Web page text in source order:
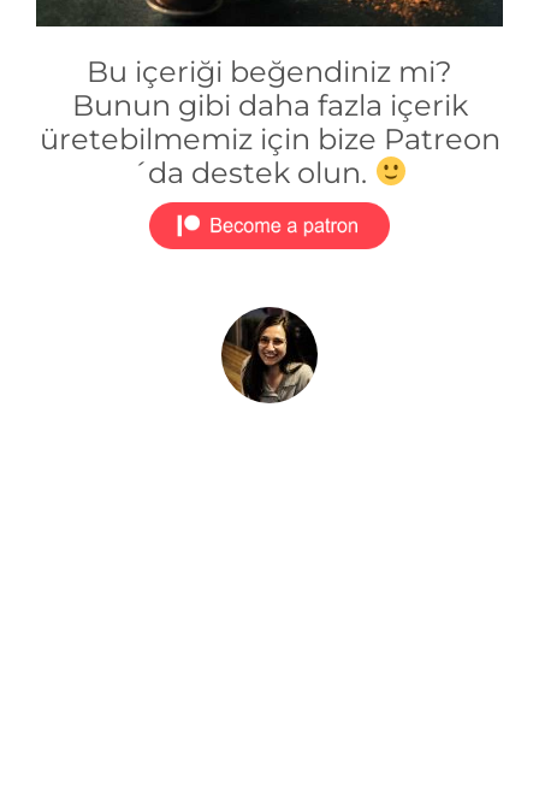
Bu içeriği beğendiniz mi?
Bunun gibi daha fazla içerik
üretebilmemiz için bize Patreon
´da destek olun.